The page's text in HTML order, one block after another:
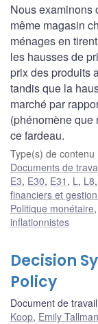
Nous examinons
même magasin
ménages en
les hausses de
prix des produits
tandis que la
marché par
(phénomène
ce fardeau.
Type(s) de contenu
Documents de
E3, E30, E31 , L , L8,
financiers et
Politique monétaire,
inflationnistes
Decision
Policy
Document de
Koop, Emily Tallman